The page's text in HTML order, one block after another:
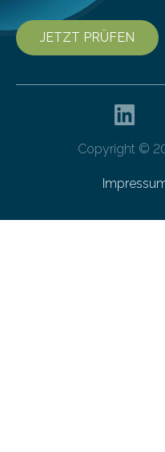
JETZT PRÜFEN
Copyright ©